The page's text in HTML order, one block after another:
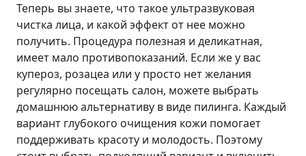
Теперь вы знаете, что такое ультразвуковая
чистка лица, и какой эффект от нее можно
получить. Процедура полезная и деликатная,
имеет мало противопоказаний. Если же у вас
купероз, розацеа или у просто нет желания
регулярно посещать салон, можете выбрать
домашнюю альтернативу в виде пилинга. Каждый
вариант глубокого очищения кожи помогает
поддерживать красоту и молодость. Поэтому